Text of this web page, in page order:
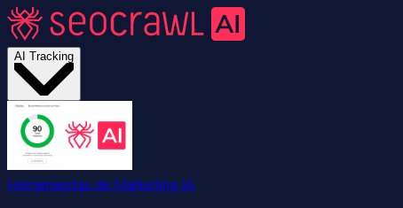
AI Tracking
Herramientas de Marketing IA